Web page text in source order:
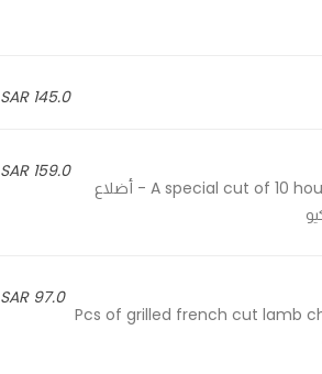
145.0 SAR
159.0 SAR
A special cut of 10 hours cooked short ribs with our special BBQ sauce, served with BBQ sweet corn - أضلاع
97.0 SAR
5 Pcs of grilled french cut lamb